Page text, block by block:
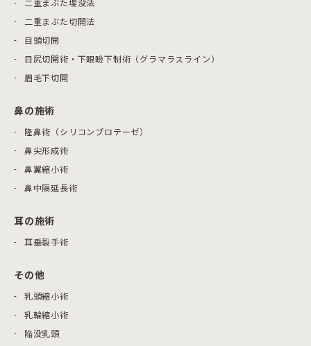
二重まぶた埋没法
二重まぶた切開法
目頭切開
目尻切開術・下眼瞼下制術（グラマラスライン）
眉毛下切開
鼻の施術
隆鼻術（シリコンプロテーゼ）
鼻尖形成術
鼻翼縮小術
鼻中隔延長術
耳の施術
耳垂裂手術
その他
乳頭縮小術
乳輪縮小術
陥没乳頭